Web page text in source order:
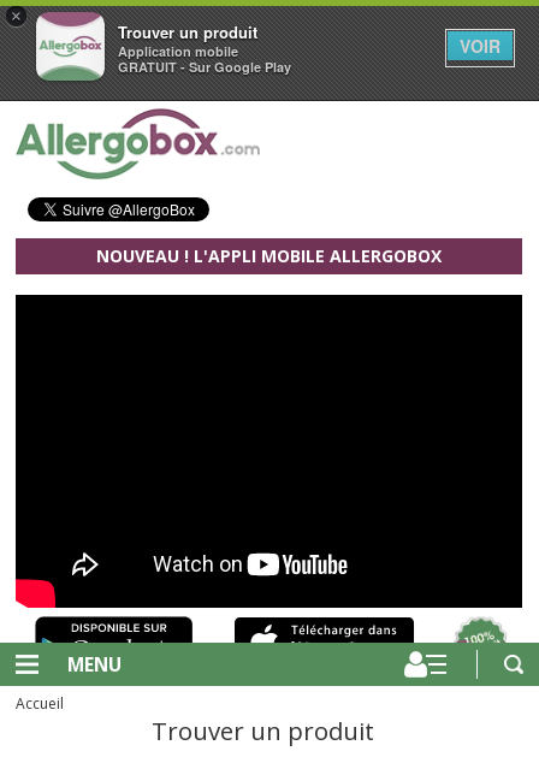
×
Trouver un produit
Application mobile
GRATUIT - Sur Google Play
VOIR
Aller au contenu principal
NOUVEAU ! L'APPLI MOBILE ALLERGOBOX
MENU
Accueil
Trouver un produit